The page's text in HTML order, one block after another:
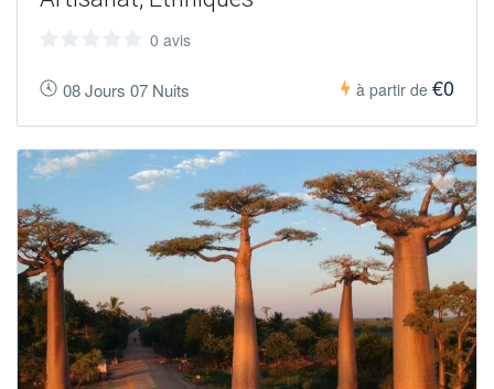
0 avis
08 Jours 07 Nuits à partir de €0